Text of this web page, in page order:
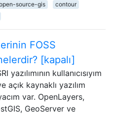
source-gis
contour
FOSS
[kapalı]
yazılımının kullanıcısıyım
açık kaynaklı yazılım
var. OpenLayers,
GeoServer ve